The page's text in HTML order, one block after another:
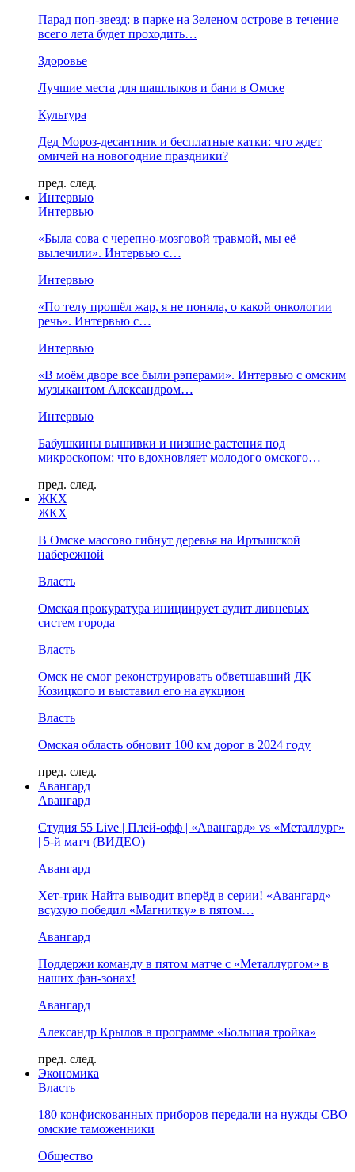
Парад поп-звезд: в парке на Зеленом острове в течение
всего лета будет проходить…
Здоровье
Лучшие места для шашлыков и бани в Омске
Культура
Дед Мороз-десантник и бесплатные катки: что ждет
омичей на новогодние праздники?
пред. след.
Интервью
Интервью
«Была сова с черепно-мозговой травмой, мы её
вылечили». Интервью с…
Интервью
«По телу прошёл жар, я не поняла, о какой онкологии
речь». Интервью с…
Интервью
«В моём дворе все были рэперами». Интервью с омским
музыкантом Александром…
Интервью
Бабушкины вышивки и низшие растения под
микроскопом: что вдохновляет молодого омского…
пред. след.
ЖКХ
ЖКХ
В Омске массово гибнут деревья на Иртышской
набережной
Власть
Омская прокуратура инициирует аудит ливневых
систем города
Власть
Омск не смог реконструировать обветшавший ДК
Козицкого и выставил его на аукцион
Власть
Омская область обновит 100 км дорог в 2024 году
пред. след.
Авангард
Авангард
Студия 55 Live | Плей-офф | «Авангард» vs «Металлург»
| 5-й матч (ВИДЕО)
Авангард
Хет-трик Найта выводит вперёд в серии! «Авангард»
всухую победил «Магнитку» в пятом…
Авангард
Поддержи команду в пятом матче с «Металлургом» в
наших фан-зонах!
Авангард
Александр Крылов в программе «Большая тройка»
пред. след.
Экономика
Власть
180 конфискованных приборов передали на нужды СВО
омские таможенники
Общество